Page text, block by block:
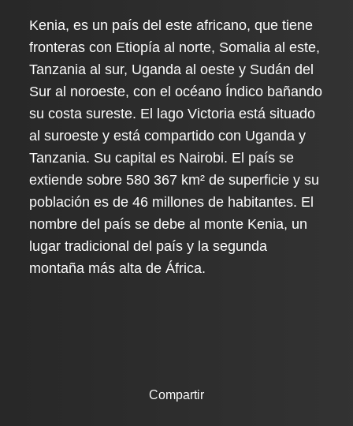
Kenia, es un país del este africano, que tiene
fronteras con Etiopía al norte, Somalia al este,
Tanzania al sur, Uganda al oeste y Sudán del
Sur al noroeste, con el océano Índico bañando
su costa sureste. El lago Victoria está situado
al suroeste y está compartido con Uganda y
Tanzania. Su capital es Nairobi. El país se
extiende sobre 580 367 km² de superficie y su
población es de 46 millones de habitantes. El
nombre del país se debe al monte Kenia, un
lugar tradicional del país y la segunda
montaña más alta de África.
Compartir